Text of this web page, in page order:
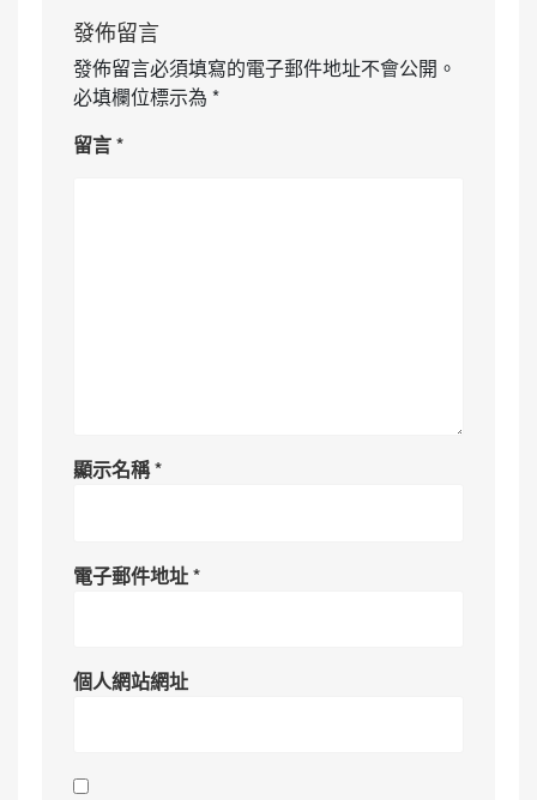
發佈留言
發佈留言必須填寫的電子郵件地址不會公開。
必填欄位標示為 *
留言*
顯示名稱*
電子郵件地址*
個人網站網址